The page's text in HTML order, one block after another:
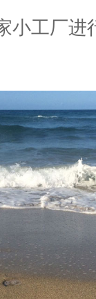
小工厂进